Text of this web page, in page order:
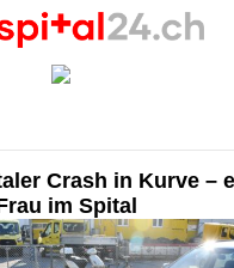
Crash in Kurve –
im Spital